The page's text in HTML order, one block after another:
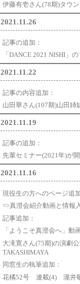
伊藤有壱さん(78期)タウ
2021.11.26
記事の追加：
「DANCE 2021 NISHI」
2021.11.22
記事の内容追加：
山田華さん(107期)山田姉
2021.11.19
記事の追加：
先輩セミナー(2021年)が
2021.11.16
現役生の方へのページ追
=>真澄会紹介動画と情報
記事追加：
「ようこそ真澄会へ」動
大滝寛さん(75期)の演劇
TAKASHIMAYA
同窓生の執筆追加：
花橘52号 連載(4) 瀧井